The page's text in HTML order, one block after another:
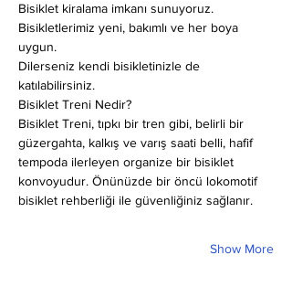
Bisiklet kiralama imkanı sunuyoruz.
Bisikletlerimiz yeni, bakımlı ve her boya
uygun.
Dilerseniz kendi bisikletinizle de
katılabilirsiniz.
Bisiklet Treni Nedir?
Bisiklet Treni, tıpkı bir tren gibi, belirli bir
güzergahta, kalkış ve varış saati belli, hafif
tempoda ilerleyen organize bir bisiklet
konvoyudur. Önünüzde bir öncü lokomotif
bisiklet rehberliği ile güvenliğiniz sağlanır.
Show More